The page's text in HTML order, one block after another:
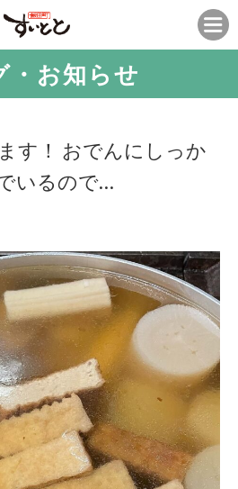
・お知らせ
す！ おでんにしっか
いるので…